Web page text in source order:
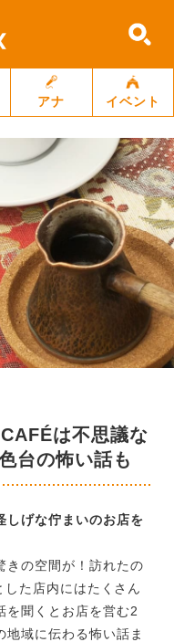
アナ イベント
は不思議な
台の怖い話も
しげな佇まいのお店を
きの空間が！訪れたの
た店内にはたくさん
を聞くとお店を営む2
地域に伝わる怖い話ま